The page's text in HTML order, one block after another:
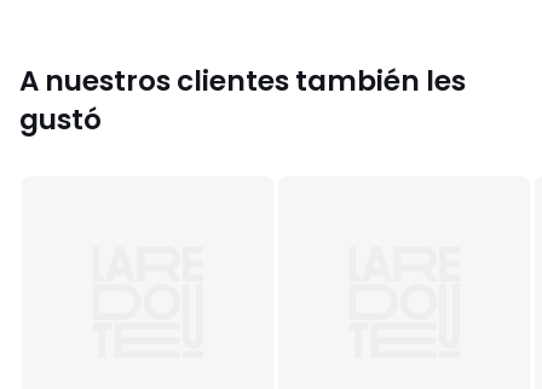
A nuestros clientes también les
gustó